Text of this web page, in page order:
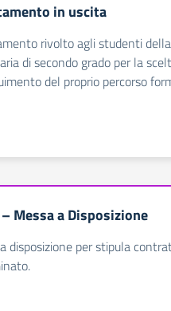
in uscita
rivolto agli studenti
di secondo grado per la
del proprio percorso
Messa a Disposizione
disposizione per stipula